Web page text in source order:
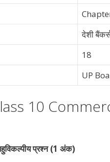
देशी
18
UP
10
प्रश्न (1 अंक)